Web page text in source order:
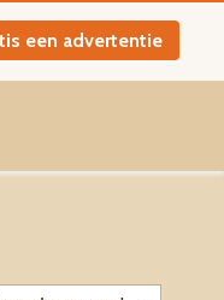
een advertentie